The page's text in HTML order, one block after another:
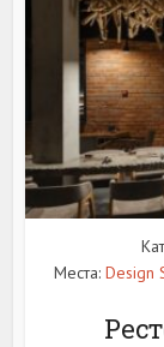
Места: Design